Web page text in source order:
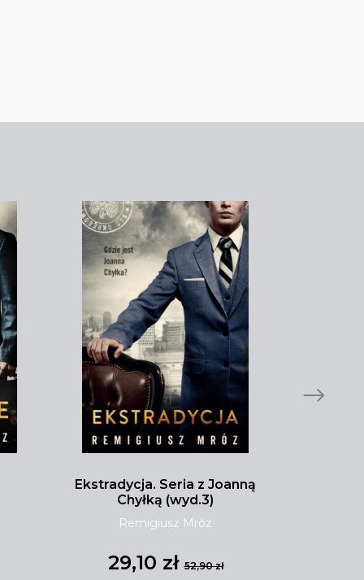
Ekstradycja. Seria z Joanną
Chyłką (wyd.3)
Remigiusz Mróz
29,10 zł52,90 zł